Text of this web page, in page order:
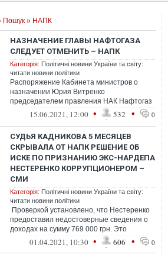
Пошук » НАПК
НАЗНАЧЕНИЕ ГЛАВЫ НАФТОГАЗА
СЛЕДУЕТ ОТМЕНИТЬ – НАПК
Категорія: Політичні новини України та світу:
читати новини політики
Распоряжение Кабинета министров о
назначении Юрия Витренко
председателем правления НАК Нафтогаз
Украины и контракт с ним должны быть
отменены как неза...
15.06.2021, 12:00 • 532 • 0
СУДЬЯ КАДНИКОВА 5 МЕСЯЦЕВ
СКРЫВАЛА ОТ НАПК РЕШЕНИЕ ОБ
ИСКЕ ПО ПРИЗНАНИЮ ЭКС-НАРДЕПА
НЕСТЕРЕНКО КОРРУПЦИОНЕРОМ –
СМИ
Категорія: Політичні новини України та світу:
читати новини політики
Проверкой установлено, что Нестеренко
предоставил недостоверные сведения о
доходах на сумму 769 000 грн. Это
является признаком преступления,
01.04.2021, 10:30 • 606 • 0